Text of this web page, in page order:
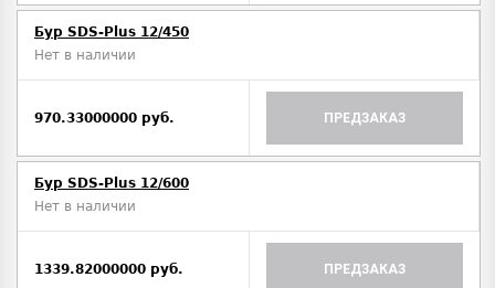
Бур SDS-Plus 12/450
Нет в наличии
970.33000000 руб. ПРЕДЗАКАЗ
Бур SDS-Plus 12/600
Нет в наличии
1339.82000000 руб. ПРЕДЗАКАЗ